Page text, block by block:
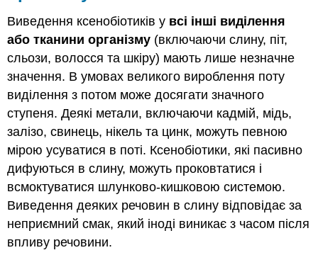
Виведення ксенобіотиків у всі інші виділення
або тканини організму (включаючи слину, піт,
сльози, волосся та шкіру) мають лише незначне
значення. В умовах великого вироблення поту
виділення з потом може досягати значного
ступеня. Деякі метали, включаючи кадмій, мідь,
залізо, свинець, нікель та цинк, можуть певною
мірою усуватися в поті. Ксенобіотики, які пасивно
дифуються в слину, можуть проковтатися і
всмоктуватися шлунково-кишковою системою.
Виведення деяких речовин в слину відповідає за
неприємний смак, який іноді виникає з часом після
впливу речовини.